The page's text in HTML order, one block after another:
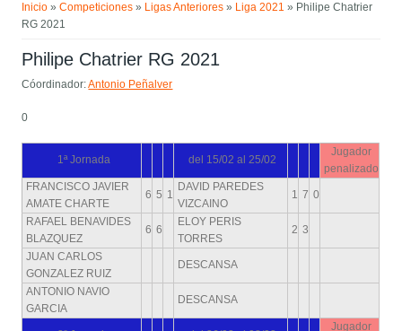
Inicio »Competiciones » Ligas Anteriores » Liga 2021 » Philipe Chatrier
RG 2021
Philipe Chatrier RG 2021
Cóordinador:Antonio Peñalver
0
1ª Jornada del 15/02 al 25/02
Jugador
penalizado
FRANCISCO JAVIER
AMATE CHARTE
6 5 1
DAVID PAREDES
VIZCAINO
1 7 0
RAFAEL BENAVIDES
BLAZQUEZ
6 6
ELOY PERIS
TORRES
2 3
JUAN CARLOS
GONZALEZ RUIZ
DESCANSA
ANTONIO NAVIO
GARCIA
DESCANSA
Jugador